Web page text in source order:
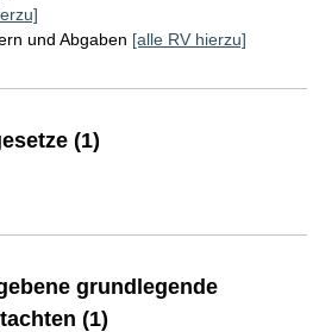
und Abgaben [alle RV hierzu]
(1)
grundlegende
(1)